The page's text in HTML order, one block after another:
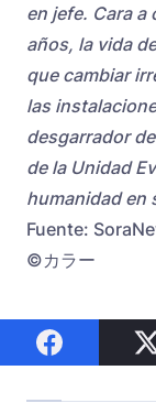
en jefe. Cara a
años, la vida
que cambiar
las
desgarrador
de la Unidad
humanidad en
Fuente:
©カラー